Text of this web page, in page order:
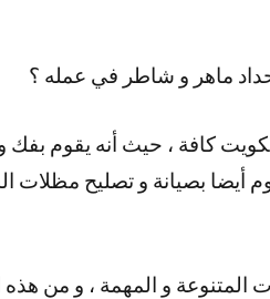
ماهر و شاطر في عمله ؟
كافة ، حيث أنه يقوم بفك
أيضا بصيانة و تصليح مظلات
المتنوعة و المهمة ، و من هذه